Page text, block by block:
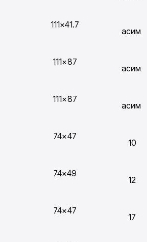
111×41.7
асим.
111×87
асим.
111×87
асим.
74×47
10
74×49
12
74×47
17